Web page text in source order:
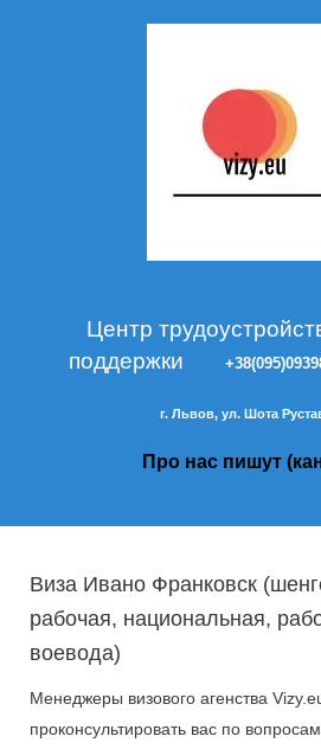
Центр
поддержки
г. Львов, ул. Шота
Про нас пишут
Виза Ивано Франковск
рабочая, национальная,
воевода)
Менеджеры визового агенства
проконсультировать вас по